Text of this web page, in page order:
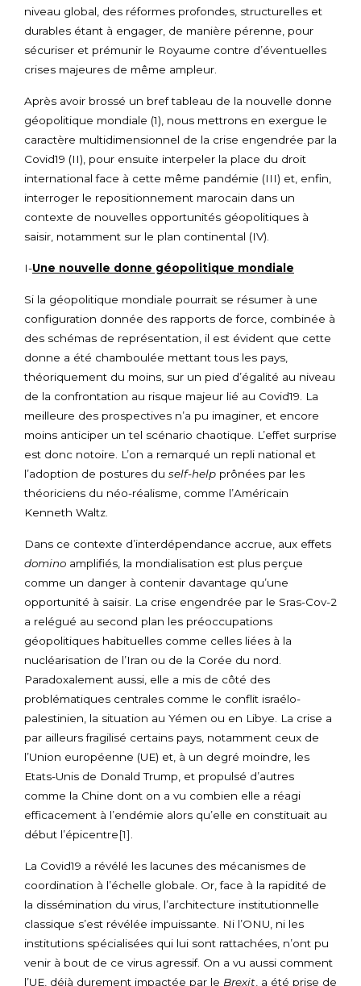
niveau global, des réformes profondes, structurelles et
durables étant à engager, de manière pérenne, pour
sécuriser et prémunir le Royaume contre d’éventuelles
crises majeures de même ampleur.
Après avoir brossé un bref tableau de la nouvelle donne
géopolitique mondiale (1), nous mettrons en exergue le
caractère multidimensionnel de la crise engendrée par la
Covid19 (II), pour ensuite interpeler la place du droit
international face à cette même pandémie (III) et, enfin,
interroger le repositionnement marocain dans un
contexte de nouvelles opportunités géopolitiques à
saisir, notamment sur le plan continental (IV).
I-Une nouvelle donne géopolitique mondiale
Si la géopolitique mondiale pourrait se résumer à une
configuration donnée des rapports de force, combinée à
des schémas de représentation, il est évident que cette
donne a été chamboulée mettant tous les pays,
théoriquement du moins, sur un pied d’égalité au niveau
de la confrontation au risque majeur lié au Covid19. La
meilleure des prospectives n’a pu imaginer, et encore
moins anticiper un tel scénario chaotique. L’effet surprise
est donc notoire. L’on a remarqué un repli national et
l’adoption de postures du self-help prônées par les
théoriciens du néo-réalisme, comme l’Américain
Kenneth Waltz.
Dans ce contexte d’interdépendance accrue, aux effets
domino amplifiés, la mondialisation est plus perçue
comme un danger à contenir davantage qu’une
opportunité à saisir. La crise engendrée par le Sras-Cov-2
a relégué au second plan les préoccupations
géopolitiques habituelles comme celles liées à la
nucléarisation de l’Iran ou de la Corée du nord.
Paradoxalement aussi, elle a mis de côté des
problématiques centrales comme le conflit israélo-
palestinien, la situation au Yémen ou en Libye. La crise a
par ailleurs fragilisé certains pays, notamment ceux de
l’Union européenne (UE) et, à un degré moindre, les
Etats-Unis de Donald Trump, et propulsé d’autres
comme la Chine dont on a vu combien elle a réagi
efficacement à l’endémie alors qu’elle en constituait au
début l’épicentre[1].
La Covid19 a révélé les lacunes des mécanismes de
coordination à l’échelle globale. Or, face à la rapidité de
la dissémination du virus, l’architecture institutionnelle
classique s’est révélée impuissante. Ni l’ONU, ni les
institutions spécialisées qui lui sont rattachées, n’ont pu
venir à bout de ce virus agressif. On a vu aussi comment
l’UE, déjà durement impactée par le Brexit, a été prise de